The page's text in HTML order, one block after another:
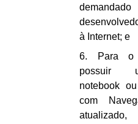
à Internet; e
6. Para o
possuir
notebook
com